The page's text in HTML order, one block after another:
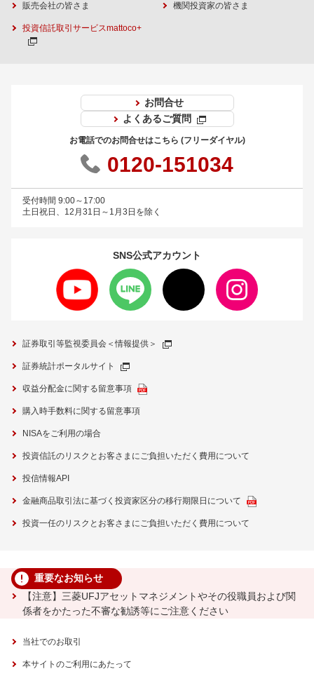
販売会社の皆さま 機関投資家の皆さま
投資信託取引サービスmattoco+
お問合せ
よくあるご質問
お電話でのお問合せはこちら (フリーダイヤル)
0120-151034
受付時間 9:00～17:00
土日祝日、12月31日～1月3日を除く
SNS公式アカウント
証券取引等監視委員会＜情報提供＞
証券統計ポータルサイト
収益分配金に関する留意事項
購入時手数料に関する留意事項
NISAをご利用の場合
投資信託のリスクとお客さまにご負担いただく費用について
投信情報API
金融商品取引法に基づく投資家区分の移行期限日について
投資一任のリスクとお客さまにご負担いただく費用について
重要なお知らせ
【注意】三菱UFJアセットマネジメントやその役職員および関
係者をかたった不審な勧誘等にご注意ください
当社でのお取引
本サイトのご利用にあたって